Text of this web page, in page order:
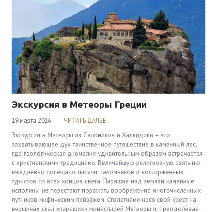
Экскурсия в Метеоры Греции
19 марта 2016
ЧИТАТЬ ДАЛЕЕ
Экскурсия в Метеоры из Салоников и Халкидики – это
захватывающее дух таинственное путешествие в каменный лес,
где геологическая аномалия удивительным образом встречается
с христианскими традициями. Величайшую религиозную святыню
ежедневно посещают тысячи паломников и восторженных
туристов со всех концов света. Парящие над землёй каменные
исполины не перестают поражать воображение многочисленных
путников мифическим пейзажем. Столетиями неся свой крест на
вершинах скал «парящих» монастырей Метеоры и, преодолевая